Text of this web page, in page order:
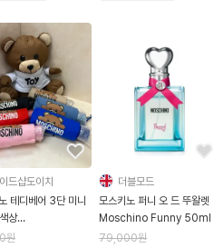
드샵도이치
테디베어 3단 미니
상
원
더블모드
모스키노 퍼니 오 드 뚜왈렛
Moschino Funny 50ml
79,000원